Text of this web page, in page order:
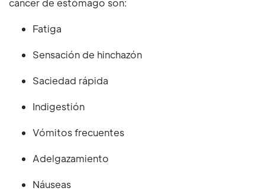
cáncer de estómago son:
Fatiga
Sensación de hinchazón
Saciedad rápida
Indigestión
Vómitos frecuentes
Adelgazamiento
Náuseas